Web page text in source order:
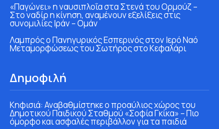
«Παγώνει» η ναυσιπλοΐα στα Στενά του Ορμούζ –
Στο ναδίρ η κίνηση, αναμένουν εξελίξεις στις
συνομιλίες Ιράν – Ομάν
Λαμπρός ο Πανηγυρικός Εσπερινός στον Ιερό Ναό
Μεταμορφώσεως του Σωτήρος στο Κεφαλάρι
Δημοφιλή
Κηφισιά: Αναβαθμίστηκε ο προαύλιος χώρος του
Δημοτικού Παιδικού Σταθμού «Σοφία Γκίκα» – Πιο
όμορφο και ασφαλές περιβάλλον για τα παιδιά